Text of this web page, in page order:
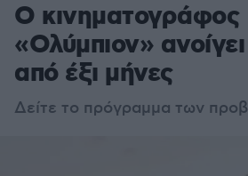
Ο κινηματογράφος
«Ολύμπιον»
από έξι μήνες
Δείτε το πρόγραμμα των